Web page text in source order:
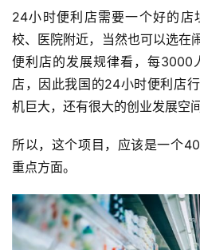
24小时便利店需要一个好的店
校、医院附近，当然也可以选在
便利店的发展规律看，每3000
店，因此我国的24小时便利店
机巨大，还有很大的创业发展空间
所以，这个项目，应该是一个
重点方面。